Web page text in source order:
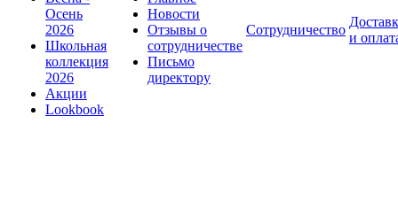
Осень
2026
Школьная
коллекция
2026
Акции
Lookbook
Новости
Отзывы о
сотрудничестве
Письмо
директору
Сотрудничество
и